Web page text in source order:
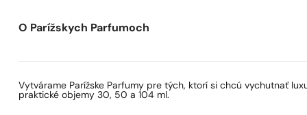
O Parížskych Parfumoch
Vytvárame Parížske Parfumy pre tých, ktorí si chcú vychutnať
praktické objemy 30, 50 a 104 ml.